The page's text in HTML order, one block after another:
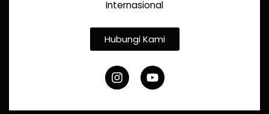
Internasional
Hubungi Kami